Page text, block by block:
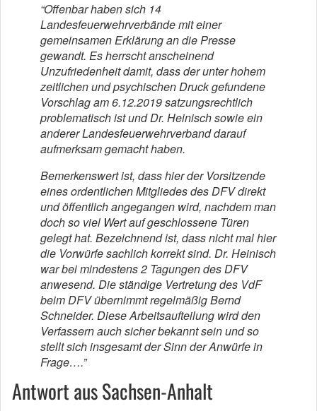
“Offenbar haben sich 14
Landesfeuerwehrverbände mit einer
gemeinsamen Erklärung an die Presse
gewandt. Es herrscht anscheinend
Unzufriedenheit damit, dass der unter hohem
zeitlichen und psychischen Druck gefundene
Vorschlag am 6.12.2019 satzungsrechtlich
problematisch ist und Dr. Heinisch sowie ein
anderer Landesfeuerwehrverband darauf
aufmerksam gemacht haben.
Bemerkenswert ist, dass hier der Vorsitzende
eines ordentlichen Mitgliedes des DFV direkt
und öffentlich angegangen wird, nachdem man
doch so viel Wert auf geschlossene Türen
gelegt hat. Bezeichnend ist, dass nicht mal hier
die Vorwürfe sachlich korrekt sind. Dr. Heinisch
war bei mindestens 2 Tagungen des DFV
anwesend. Die ständige Vertretung des VdF
beim DFV übernimmt regelmäßig Bernd
Schneider. Diese Arbeitsaufteilung wird den
Verfassern auch sicher bekannt sein und so
stellt sich insgesamt der Sinn der Anwürfe in
Frage….”
Antwort aus Sachsen-Anhalt